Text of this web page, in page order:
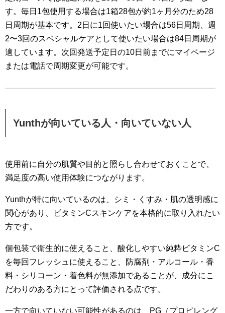
す。毎日1包使用する場合は1箱28包が約1ヶ月分のため28
日周期が基本です。2日に1回使いたい場合は56日周期、週
2〜3回のスペシャルケアとして使いたい場合は84日周期が
適しています。次回発送予定日の10日前までにマイページ
または電話で周期変更が可能です。
Yunthが向いている人・向いていない人
使用前に自分の肌質や目的と照らし合わせておくことで、
満足度の高い使用体験につながります。
Yunthが特に向いているのは、シミ・くすみ・肌の透明感に
関心があり、ビタミンCスキンケアを本格的に取り入れたい
方です。
個包装で衛生的に使えること、酸化しやすい純粋ビタミンC
を毎回フレッシュに使えること、防腐剤・アルコール・香
料・シリコーン・着色料が無添加であることが、成分にこ
だわりのある方にとって評価される点です。
一方で向いていない可能性があるのは、PG（プロピレング